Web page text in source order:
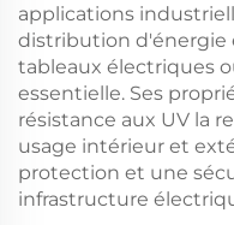
applications
distribution d'énergie
tableaux électriques
essentielle. Ses
résistance aux UV la
usage intérieur et
protection et une
infrastructure